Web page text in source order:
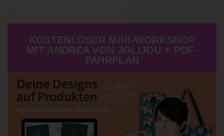
KOSTENLOSER MINI-WORKSHOP
MIT ANDREA VON JOLIJOU + PDF-
FAHRPLAN